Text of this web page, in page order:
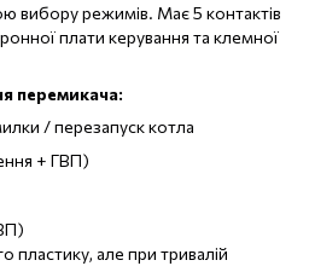
вибору режимів. Має 5 контактів
плати керування та клемної
перемикача:
/ перезапуск котла
+ ГВП)
пластику, але при тривалій